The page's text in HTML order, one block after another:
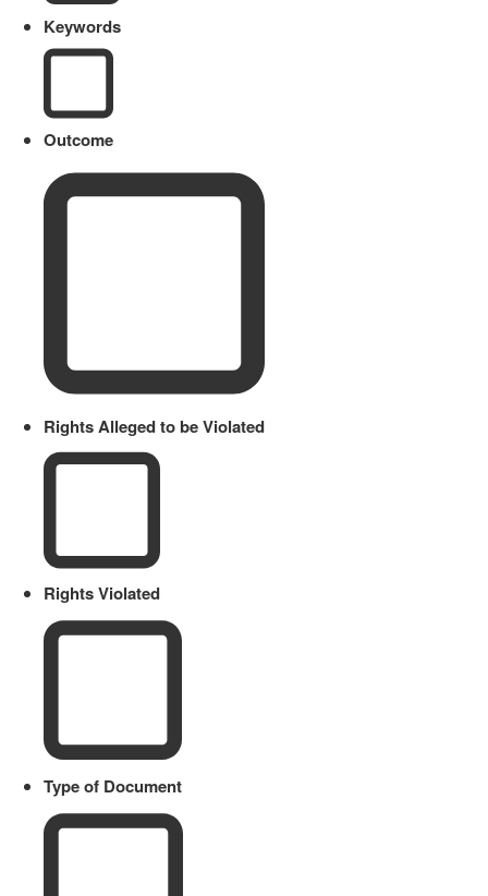
Keywords
Outcome
Rights Alleged to be Violated
Rights Violated
Type of Document